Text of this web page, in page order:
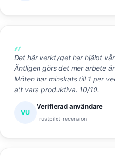
Det här verktyget har hjälpt
Äntligen görs det mer arbete
Möten har minskats till 1 per
att vara produktiva. 10/10.
VU
Verifierad användare
Trustpilot-recension